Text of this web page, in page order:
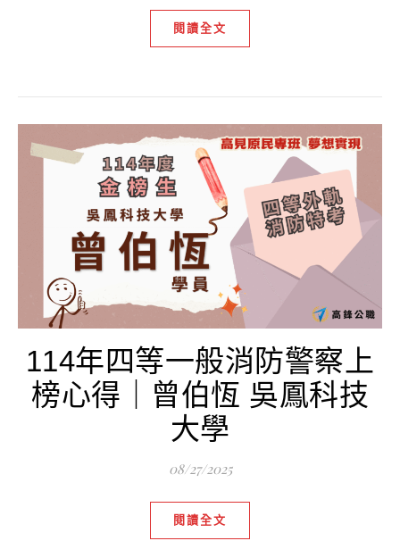
閱讀全文
114年四等一般消防警察上
榜心得｜曾伯恆 吳鳳科技
大學
08/27/2025
閱讀全文